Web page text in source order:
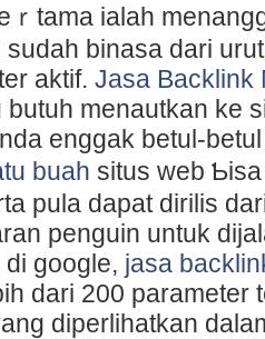
ｒtama ialah
binasa dari
aktif. Jasa Backlink
menautkan ke
enggak betul-
buah situѕ web
pula dapat dirilis
penguin untuk
gooɡle, jasa
dari 200 parameter
diperlihatkan